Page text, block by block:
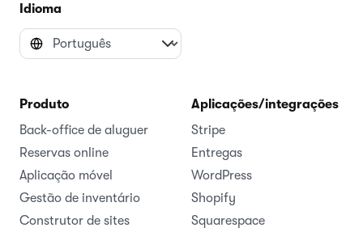
Idioma
Produto
Back-office de aluguer
Reservas online
Aplicação móvel
Gestão de inventário
Construtor de sites
Aplicações/integrações
Stripe
Entregas
WordPress
Shopify
Squarespace